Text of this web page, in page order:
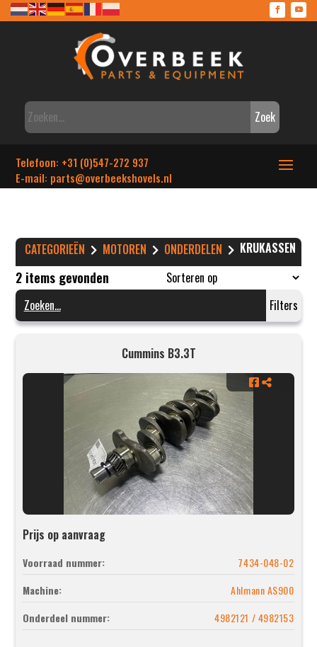
Zoek
Telefoon: +31 (0)547-272 937
E-mail: parts@overbeekshovels.nl
CATEGORIEËN MOTOREN ONDERDELEN KRUKASSEN
2 items gevonden
Filters
Cummins B3.3T
Prijs op aanvraag
Voorraad nummer:
7434-048-02
Machine:
Ahlmann AS900
Onderdeel nummer:
4982121 / 4982153